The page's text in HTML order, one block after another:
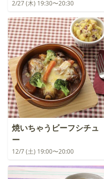
2/27 (木) 19:30〜20:30
焼いちゃうビーフシチュ
ー
12/7 (土) 19:00〜20:00